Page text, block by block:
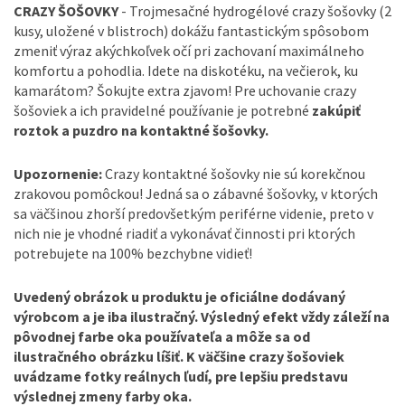
CRAZY ŠOŠOVKY- Trojmesačné hydrogélové crazy šošovky (2
kusy, uložené v blistroch) dokážu fantastickým spôsobom
zmeniť výraz akýchkoľvek očí pri zachovaní maximálneho
komfortu a pohodlia. Idete na diskotéku, na večierok, ku
kamarátom? Šokujte extra zjavom! Pre uchovanie crazy
šošoviek a ich pravidelné používanie je potrebné zakúpiť
roztok a puzdro na kontaktné šošovky.
Upozornenie:Crazy kontaktné šošovky nie sú korekčnou
zrakovou pomôckou! Jedná sa o zábavné šošovky, v ktorých
sa väčšinou zhorší predovšetkým periférne videnie, preto v
nich nie je vhodné riadiť a vykonávať činnosti pri ktorých
potrebujete na 100% bezchybne vidieť!
Uvedený obrázok u produktu je oficiálne dodávaný
výrobcom a je iba ilustračný. Výsledný efekt vždy záleží na
pôvodnej farbe oka používateľa a môže sa od
ilustračného obrázku líšiť. K väčšine crazy šošoviek
uvádzame fotky reálnych ľudí, pre lepšiu predstavu
výslednej zmeny farby oka.